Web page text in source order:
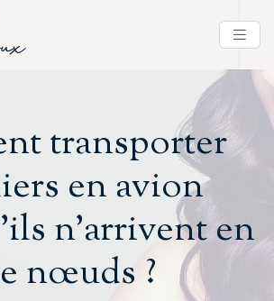
transporter
en avion
n’arrivent en
nœuds ?